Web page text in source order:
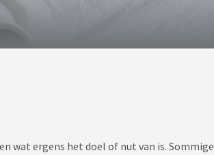
wat ergens het doel of nut van is. Sommige